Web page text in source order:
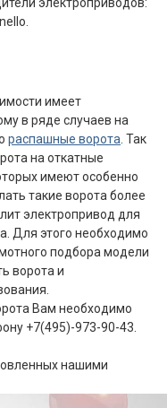
имеет
в ряде случаев на
распашные ворота . Так
на откатные
имеют особенно
такие ворота более
электропривод для
Для этого необходимо
подбора модели
ворота и
Вам необходимо
+7(495)-973-90-43.
нашими